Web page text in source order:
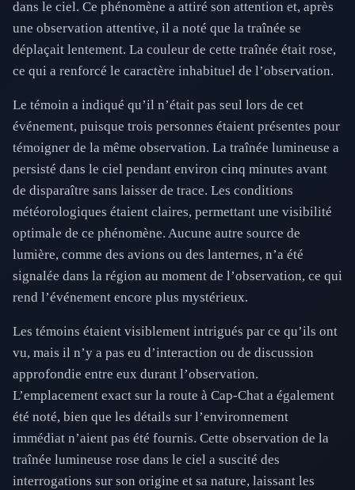
dans le ciel. Ce phénomène a attiré son attention et, après
une observation attentive, il a noté que la traînée se
déplaçait lentement. La couleur de cette traînée était rose,
ce qui a renforcé le caractère inhabituel de l’observation.
Le témoin a indiqué qu’il n’était pas seul lors de cet
événement, puisque trois personnes étaient présentes pour
témoigner de la même observation. La traînée lumineuse a
persisté dans le ciel pendant environ cinq minutes avant
de disparaître sans laisser de trace. Les conditions
météorologiques étaient claires, permettant une visibilité
optimale de ce phénomène. Aucune autre source de
lumière, comme des avions ou des lanternes, n’a été
signalée dans la région au moment de l’observation, ce qui
rend l’événement encore plus mystérieux.
Les témoins étaient visiblement intrigués par ce qu’ils ont
vu, mais il n’y a pas eu d’interaction ou de discussion
approfondie entre eux durant l’observation.
L’emplacement exact sur la route à Cap-Chat a également
été noté, bien que les détails sur l’environnement
immédiat n’aient pas été fournis. Cette observation de la
traînée lumineuse rose dans le ciel a suscité des
interrogations sur son origine et sa nature, laissant les